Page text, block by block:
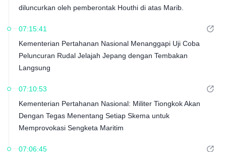
diluncurkan oleh pemberontak Houthi di atas Marib.
07:15:41
Kementerian Pertahanan Nasional Menanggapi Uji Coba
Peluncuran Rudal Jelajah Jepang dengan Tembakan
Langsung
07:10:53
Kementerian Pertahanan Nasional: Militer Tiongkok Akan
Dengan Tegas Menentang Setiap Skema untuk
Memprovokasi Sengketa Maritim
07:06:45